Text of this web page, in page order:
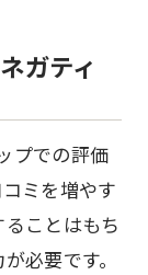
ガティ
プでの評価
ミを増やす
ことはもち
必要です。